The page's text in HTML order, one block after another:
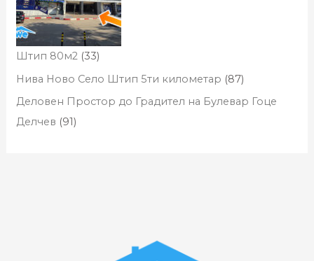
Штип 80м2 (33)
Нива Ново Село Штип 5ти километар (87)
Деловен Простор до Градител на Булевар Гоце
Делчев (91)